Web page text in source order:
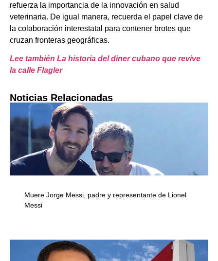
refuerza la importancia de la innovación en salud
veterinaria. De igual manera, recuerda el papel clave de
la colaboración interestatal para contener brotes que
cruzan fronteras geográficas.
Lee también La historia del diner cubano que revive
la calle Flagler
Noticias Relacionadas
Muere Jorge Messi, padre y representante de Lionel
Messi